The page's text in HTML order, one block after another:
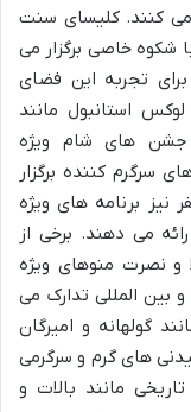
می کنند. کلیسای سنت
شکوه خاصی برگزار می
تجربه این فضای
استانبول مانند
جشن های شام ویژه
سرگرم کننده برگزار
نیز برنامه های ویژه
می دهند. برخی از
و نصرت منوهای ویژه
بین المللی تدارک می
گولهانه و امیرگان
های گرم و سرگرمی
مانند بالات و